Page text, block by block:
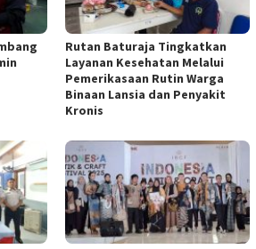
Rutan Baturaja Tingkatkan
Layanan Kesehatan Melalui
Pemerikasaan Rutin Warga
Binaan Lansia dan Penyakit
Kronis